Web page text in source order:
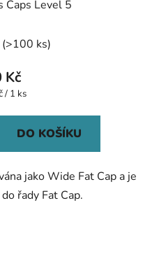
Caps Level 5
(>100 ks)
Kč
/ 1 ks
DO KOŠÍKU
jako Wide Fat Cap a je
řady Fat Cap.